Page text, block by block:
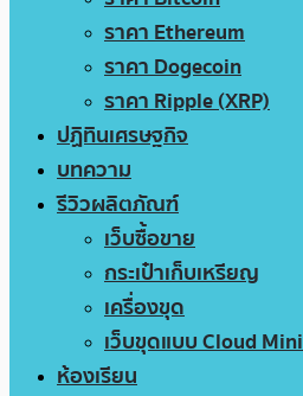
ราคา Ethereum
ราคา Dogecoin
ราคา Ripple (XRP)
ปฏิทินเศรษฐกิจ
บทความ
รีวิวผลิตภัณฑ์
เว็บซื้อขาย
กระเป๋าเก็บเหรียญ
เครื่องขุด
เว็บขุดแบบ Cloud
ห้องเรียน